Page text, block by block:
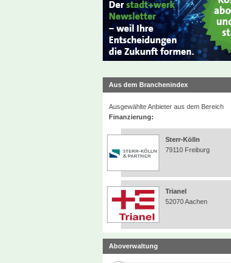
Aus dem Branchenindex
Ausgewählte Anbieter aus dem Bereich
Finanzierung:
Sterr-Kölln
79110 Freiburg
Trianel
52070 Aachen
Aboverwaltung